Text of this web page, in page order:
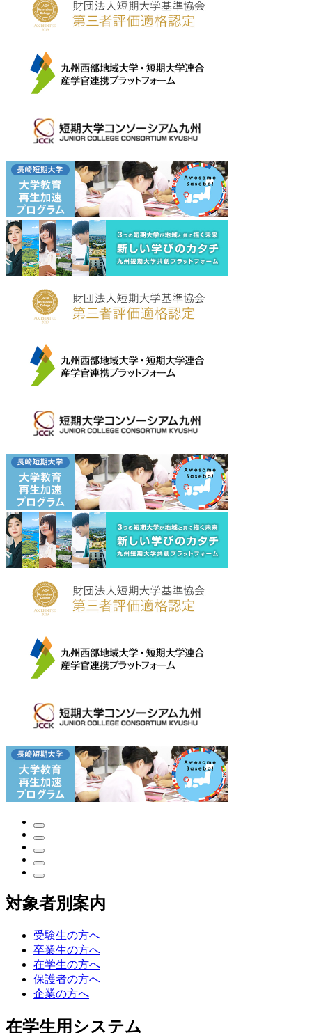
対象者別案内
受験生の方へ
卒業生の方へ
在学生の方へ
保護者の方へ
企業の方へ
在学生用システム